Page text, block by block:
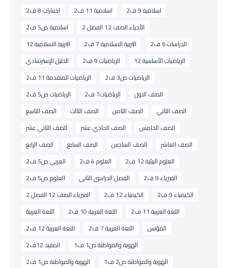
اختبارات 8 ف2
اسلامية 11 ف2
اسلامية 9 ف2
اسلامية ص5 ف2
الأحياء الصف 12 الفصل 2
التربية الاسلامية 12
التربية الاسلامية 7 ف2
الدراسات 6 ف2
الدليل الإسترشادي
الرياضيات 9 ف2
الرياضيات الأساسية 12
الرياضيات المتقدمة 11 ف2
الرياضيات ص3 ف2
الرياضيات ص5 ف2
الرياضيات7 ف2
الصف الاول
الصف التاسع
الصف الثالث الصف الثامن
الصف الثاني
الصف الثاني عشر
الصف الحادي عشر
الصف الخامس
الصف الرابع
الصف السابع الصف السادس
الصف العاشر
العربي ص5 ف2
العلوم 4 ف2
العلوم البيئية 12 ف2
العلوم ص5 ف2
الفصل الدراسي الثاني
الفيزياء 9 ف2
الفيزياء الصف 12 الفصل 2
الكيمياء 12 ف2
الكيمياء 9 ف2
اللغة العربية
اللغة العربية 10 ف2
اللغة العربية 11 ف2
اللغة العربية 12 ف2
اللغة العربية 7 ف2
المؤنس
المفيد 12ف2
الهوية والمواطنة ص1 ف1
الهوية والمواطنة ص1 ف2
الهوية والمواطنة ص2 ف1